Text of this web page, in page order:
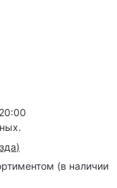
)
(в наличии